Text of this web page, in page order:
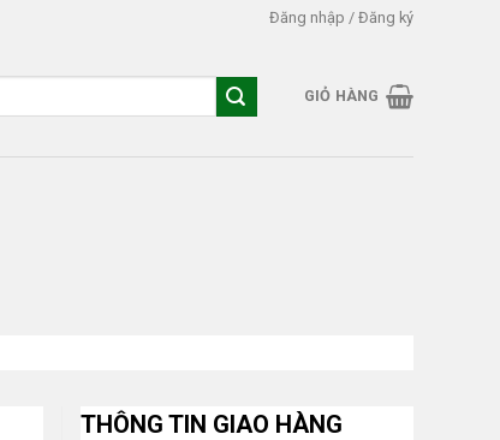
Đăng nhập / Đăng ký
GIỎ HÀNG
THÔNG TIN GIAO HÀNG